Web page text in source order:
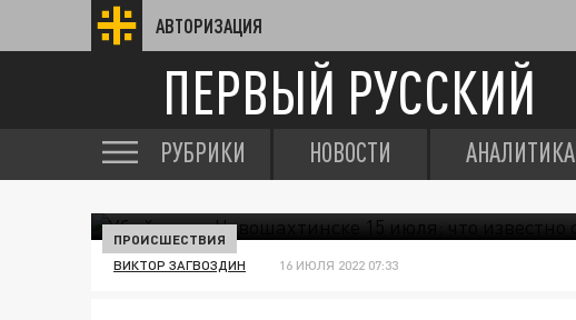
АВТОРИЗАЦИЯ
ПЕРВЫЙ РУССКИЙ
РУБРИКИ НОВОСТИ АНАЛИТИКА
ПРОИСШЕСТВИЯ
ВИКТОР ЗАГВОЗДИН 16 ИЮЛЯ 2022 07:33